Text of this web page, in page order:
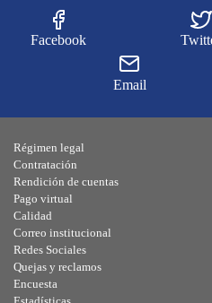
Facebook
Email
Régimen legal
Contratación
Rendición de cuentas
Pago virtual
Calidad
Correo institucional
Redes Sociales
Quejas y reclamos
Encuesta